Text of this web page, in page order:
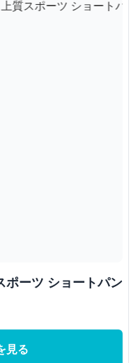
ポーツ ショートパン
見る